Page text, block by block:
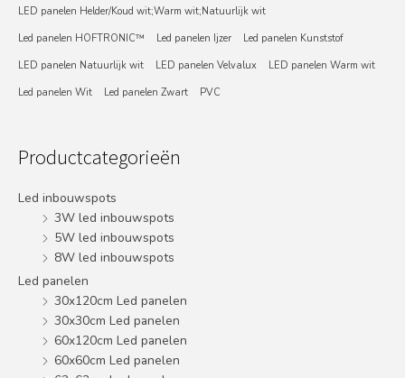
LED panelen Helder/Koud wit;Warm wit;Natuurlijk wit
Led panelen HOFTRONIC™
Led panelen Ijzer
Led panelen Kunststof
LED panelen Natuurlijk wit
LED panelen Velvalux
LED panelen Warm wit
Led panelen Wit
Led panelen Zwart PVC
Productcategorieën
Led inbouwspots
3W led inbouwspots
5W led inbouwspots
8W led inbouwspots
Led panelen
30x120cm Led panelen
30x30cm Led panelen
60x120cm Led panelen
60x60cm Led panelen